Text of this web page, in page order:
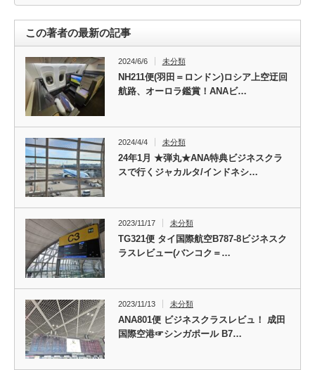
この著者の最新の記事
2024/6/6 未分類
NH211便(羽田＝ロンドン)ロシア上空迂回
航路、オーロラ鑑賞！ANAビ…
2024/4/4 未分類
24年1月 ★弾丸★ANA特典ビジネスクラ
スで行くジャカルタ/インドネシ…
2023/11/17 未分類
TG321便 タイ国際航空B787-8ビジネスク
ラスレビュー(バンコク＝…
2023/11/13 未分類
ANA801便 ビジネスクラスレビュ！ 成田
国際空港☞シンガポール B7…